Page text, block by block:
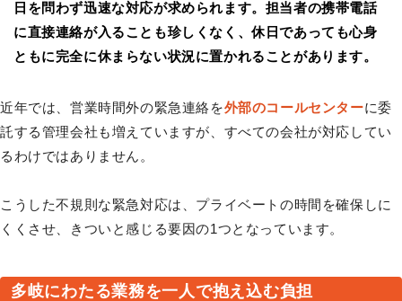
日を問わず迅速な対応が求められます。担当者の携帯電話
に直接連絡が入ることも珍しくなく、休日であっても心身
ともに完全に休まらない状況に置かれることがあります。
近年では、営業時間外の緊急連絡を外部のコールセンターに委
託する管理会社も増えていますが、すべての会社が対応してい
るわけではありません。
こうした不規則な緊急対応は、プライベートの時間を確保しに
くくさせ、きついと感じる要因の1つとなっています。
多岐にわたる業務を一人で抱え込む負担